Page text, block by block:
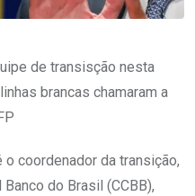
de transisção nesta
brancas chamaram a
coordenador da transição,
do Brasil (CCBB),